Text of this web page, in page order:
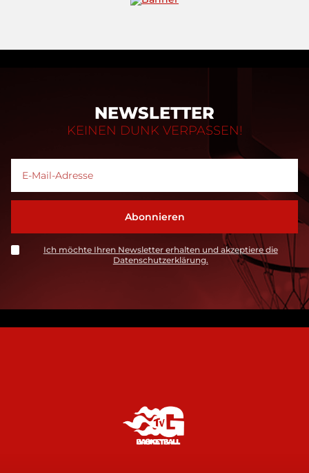
NEWSLETTER
KEINEN DUNK VERPASSEN!
Ich möchte Ihren Newsletter erhalten und akzeptiere die
Datenschutzerklärung.